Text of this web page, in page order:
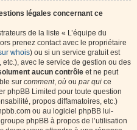
légales concernant ce
de la liste « L’équipe du
prenez contact avec le propriétaire
whois) ou si un service gratuit est
avec le service de gestion ou des
aucun contrôle et ne peut
sur comment, où ou par qui ce
phpBB Limited pour toute question
propos diffamatoires, etc.)
ou au logiciel phpBB lui-
phpBB à propos de l’utilisation